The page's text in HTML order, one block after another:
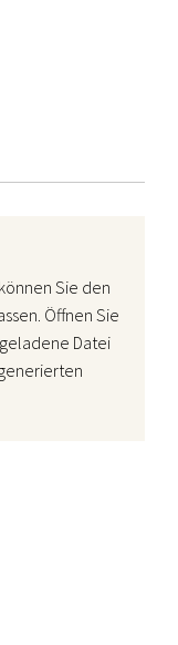
Sie den
Öffnen Sie
Datei